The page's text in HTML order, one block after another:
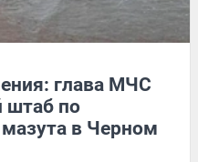
глава МЧС
штаб по
в Черном